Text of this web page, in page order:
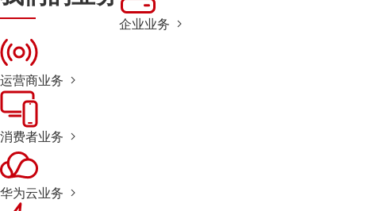
企业业务
运营商业务
消费者业务
华为云业务